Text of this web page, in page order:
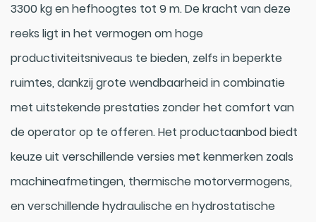
3300 kg en hefhoogtes tot 9 m. De kracht van deze
reeks ligt in het vermogen om hoge
productiviteitsniveaus te bieden, zelfs in beperkte
ruimtes, dankzij grote wendbaarheid in combinatie
met uitstekende prestaties zonder het comfort van
de operator op te offeren. Het productaanbod biedt
keuze uit verschillende versies met kenmerken zoals
machineafmetingen, thermische motorvermogens,
en verschillende hydraulische en hydrostatische